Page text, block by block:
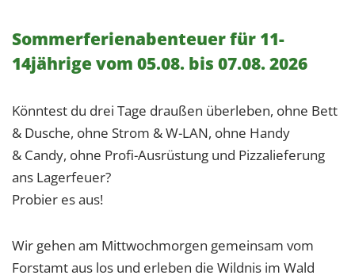
Sommerferienabenteuer für 11-
14jährige vom 05.08. bis 07.08. 2026
Könntest du drei Tage draußen überleben, ohne Bett
& Dusche, ohne Strom & W-LAN, ohne Handy
& Candy, ohne Profi-Ausrüstung und Pizzalieferung
ans Lagerfeuer?
Probier es aus!
Wir gehen am Mittwochmorgen gemeinsam vom
Forstamt aus los und erleben die Wildnis im Wald